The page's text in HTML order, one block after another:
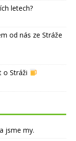
letech?
od nás ze Stráže
o Stráži
jsme my.